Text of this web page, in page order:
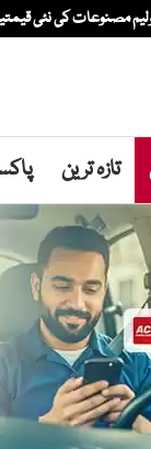
مصنوعات کی نئی
تازہ ترین